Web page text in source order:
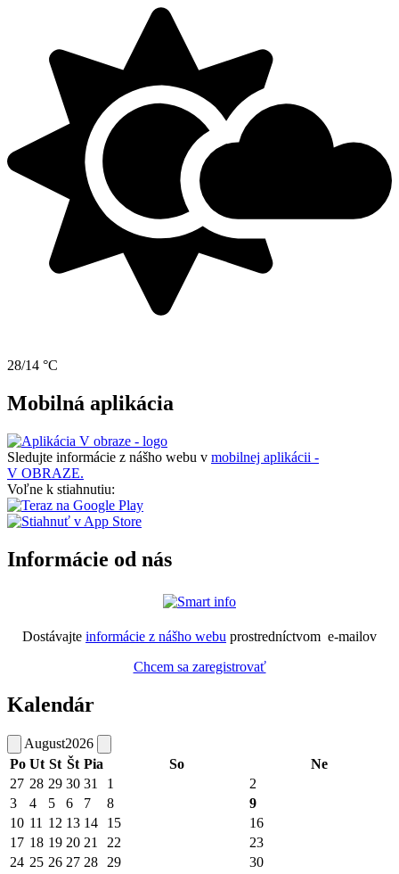
28/14 °C
Mobilná aplikácia
Sledujte informácie z nášho webu v mobilnej aplikácii -
V OBRAZE.
Voľne k stiahnutiu:
Informácie od nás
Dostávajte informácie z nášho webu prostredníctvom e-mailov
Chcem sa zaregistrovať
Kalendár
August2026
Po Ut St Št Pia So
Ne
27 28 29 30 31 1
2
3
4 5 6 7 8
9
10 11 12 13 14 15
16
17 18 19 20 21 22
23
24 25 26 27 28 29
30